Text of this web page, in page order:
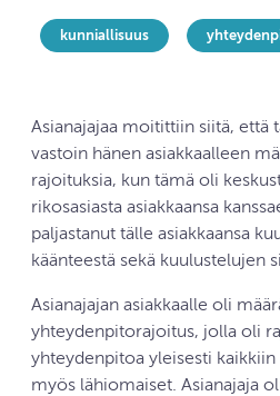
kunniallisuus
Asianajajaa moitittiin siitä, että
vastoin hänen asiakkaalleen
rajoituksia, kun tämä oli
rikosasiasta asiakkaansa
paljastanut tälle asiakkaansa
käänteestä sekä kuulustelujen
Asianajajan asiakkaalle oli
yhteydenpitorajoitus, jolla oli
yhteydenpitoa yleisesti
myös lähiomaiset. Asianajaja